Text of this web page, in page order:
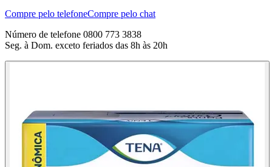
Compre pelo telefoneCompre pelo chat
Número de telefone 0800 773 3838
Seg. à Dom. exceto feriados das 8h às 20h